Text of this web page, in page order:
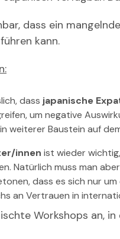
dass ein
kann.
dass japanische
um negative
weiterer Baustein auf
innen ist wieder
Natürlich muss man
dass es sich nur
an Vertrauen in
Workshops an,